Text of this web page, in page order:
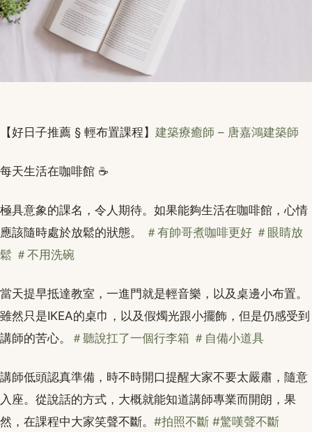
【好日子推薦 § 輕布置課程】 建築療癒師 – 唐嘉鴻建築師
每天生活在咖啡館 ☕️
極具意象的課名，令人期待。如果能夠生活在咖啡館，心情
應該隨時處於放鬆的狀態。
＃有帥哥煮咖啡更好 ＃眼睛放
鬆 ＃不用洗碗
當天提早抵達教室，一進門就是輕音樂，以及桌邊小布置。
雖然只是IKEA的桌巾，以及假燭光跟小擺飾，但是仍感受到
講師的苦心。
＃聽說扛了一個行李箱 ＃自備小道具
講師低頭認真準備，時不時開口提醒大家不要太嚴肅，隨意
入座。從說話的方式，大概就能知道講師專業而開朗，果
然，在課程中大家笑聲不斷。 #拍照不斷 #驚嘆聲不斷